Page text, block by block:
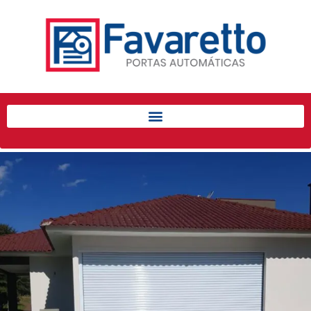
Início
Porta de Enrolar Automática
Automatizadores
Acessórios Para Portas de
Enrolar
Pintura eletrostática
Portfólio
Contato